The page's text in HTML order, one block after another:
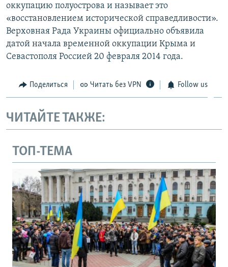
оккупацию полуострова и называет это
«восстановлением исторической справедливости».
Верховная Рада Украины официально объявила
датой начала временной оккупации Крыма и
Севастополя Россией 20 февраля 2014 года.
Поделиться Читать без VPN Follow us
ЧИТАЙТЕ ТАКЖЕ:
ТОП-ТЕМА